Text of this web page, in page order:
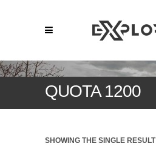
QUOTA 1200
SHOWING THE SINGLE RESULT